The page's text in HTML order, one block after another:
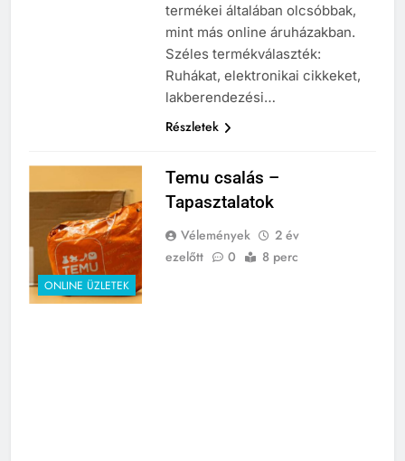
termékei általában olcsóbbak,
mint más online áruházakban.
Széles termékválaszték:
Ruhákat, elektronikai cikkeket,
lakberendezési…
Részletek
ONLINE ÜZLETEK
Temu csalás –
Tapasztalatok
Vélemények
2 év
ezelőtt
0 8 perc